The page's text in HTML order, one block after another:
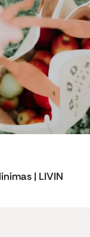
| LIVIN